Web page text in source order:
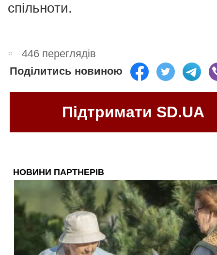
спільноти.
446 переглядів
Поділитись новиною
Підтримати SD.UA